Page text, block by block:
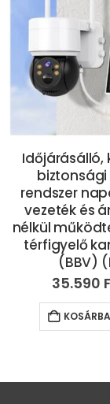
Zenére,
színű, IP67
fényfüzér –
és
vezérelhető –
3.990